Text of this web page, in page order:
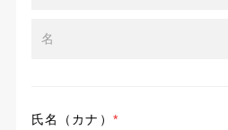
氏名（カナ） *